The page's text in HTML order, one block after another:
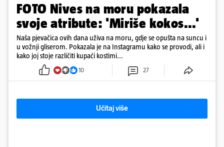
FOTO Nives na moru pokazala
svoje atribute: 'Miriše kokos...'
Naša pjevačica ovih dana uživa na moru, gdje se opušta na suncu i
u vožnji gliserom. Pokazala je na Instagramu kako se provodi, ali i
kako joj stoje različiti kupaći kostimi...
10 27
Učitaj više